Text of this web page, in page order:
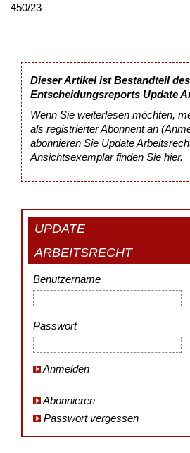
450/23
Dieser Artikel ist Bestandteil
Entscheidungsreports Update
Wenn Sie weiterlesen möchten,
als registrierter Abonnent an
abonnieren Sie Update
Ansichtsexemplar finden Sie hier.
UPDATE
ARBEITSRECHT
Benutzername
Passwort
Anmelden
Abonnieren
Passwort vergessen